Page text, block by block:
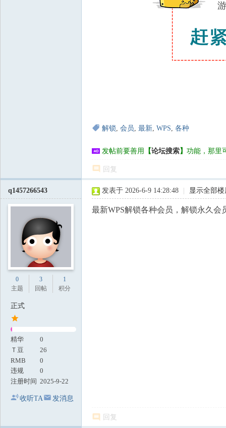
解锁, 会员, 最新, WPS, 各种
发帖前要善用 【论坛搜索】 功能，那里
回复
q1457266543
0
主题
3
回帖
1
积分
正式
精华
0
Ｔ豆
26
RMB
0
违规
0
注册时间 2025-9-22
收听TA 发消息
发表于 2026-6-9 14:28:48 显示全部楼
最新WPS解锁各种会员，解锁永久
回复